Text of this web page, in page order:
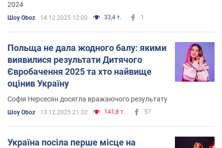
2024
Шоу Oboz 14.12.2025 12:00 33,4 т. 1
Польща не дала жодного балу: якими
виявилися результати Дитячого
Євробачення 2025 та хто найвище
оцінив Україну
Софія Нерсесян досягла вражаючого результату
Шоу Oboz 13.12.2025 21:32 141,8 т. 57
Україна посіла перше місце на